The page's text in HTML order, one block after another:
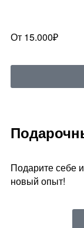
От 15.000₽
Подарите себе
новый опыт!